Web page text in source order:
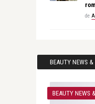
de
BEAUTY NEWS &
BEAUTY NEWS